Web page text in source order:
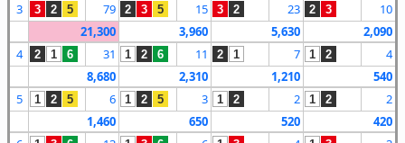
3
3 2 5 79 2 3 5 15 3 2 23 2 3
10
21,300
3,960 5,630
2,090
4
2 1 6 31 1 2 6 11 2 1 7 1 2
4
8,680
2,310 1,210
540
5
1 2 5 6 1 2 5 3 1 2 2 1 2
2
1,460
650 520
420